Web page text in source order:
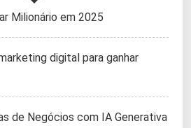
Milionário em 2025
digital para ganhar
de Negócios com IA Generativa